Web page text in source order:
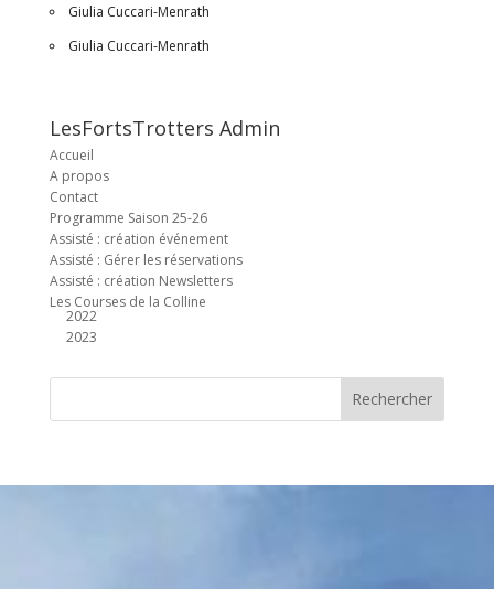
Giulia Cuccari-Menrath
Giulia Cuccari-Menrath
LesFortsTrotters Admin
Accueil
A propos
Contact
Programme Saison 25-26
Assisté : création événement
Assisté : Gérer les réservations
Assisté : création Newsletters
Les Courses de la Colline
2022
2023